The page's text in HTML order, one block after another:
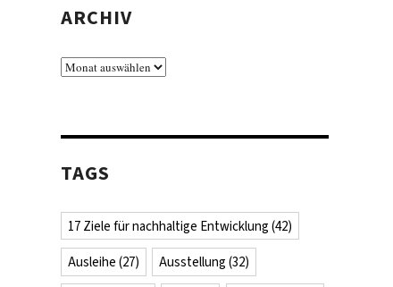
ARCHIV
Archiv
TAGS
17 Ziele für nachhaltige Entwicklung (42)
Ausleihe (27) Ausstellung (32)